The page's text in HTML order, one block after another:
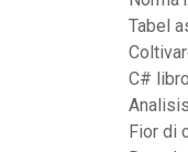
Tabel
C#
Fior di